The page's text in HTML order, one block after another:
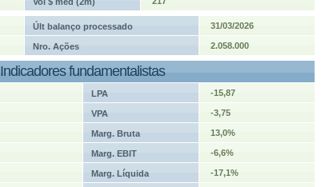
Últ balanço processado 31/03/2026
Nro. Ações 2.058.000
Indicadores fundamentalistas
LPA -15,87
VPA -3,75
Marg. Bruta 13,0%
Marg. EBIT -6,6%
Marg. Líquida -17,1%